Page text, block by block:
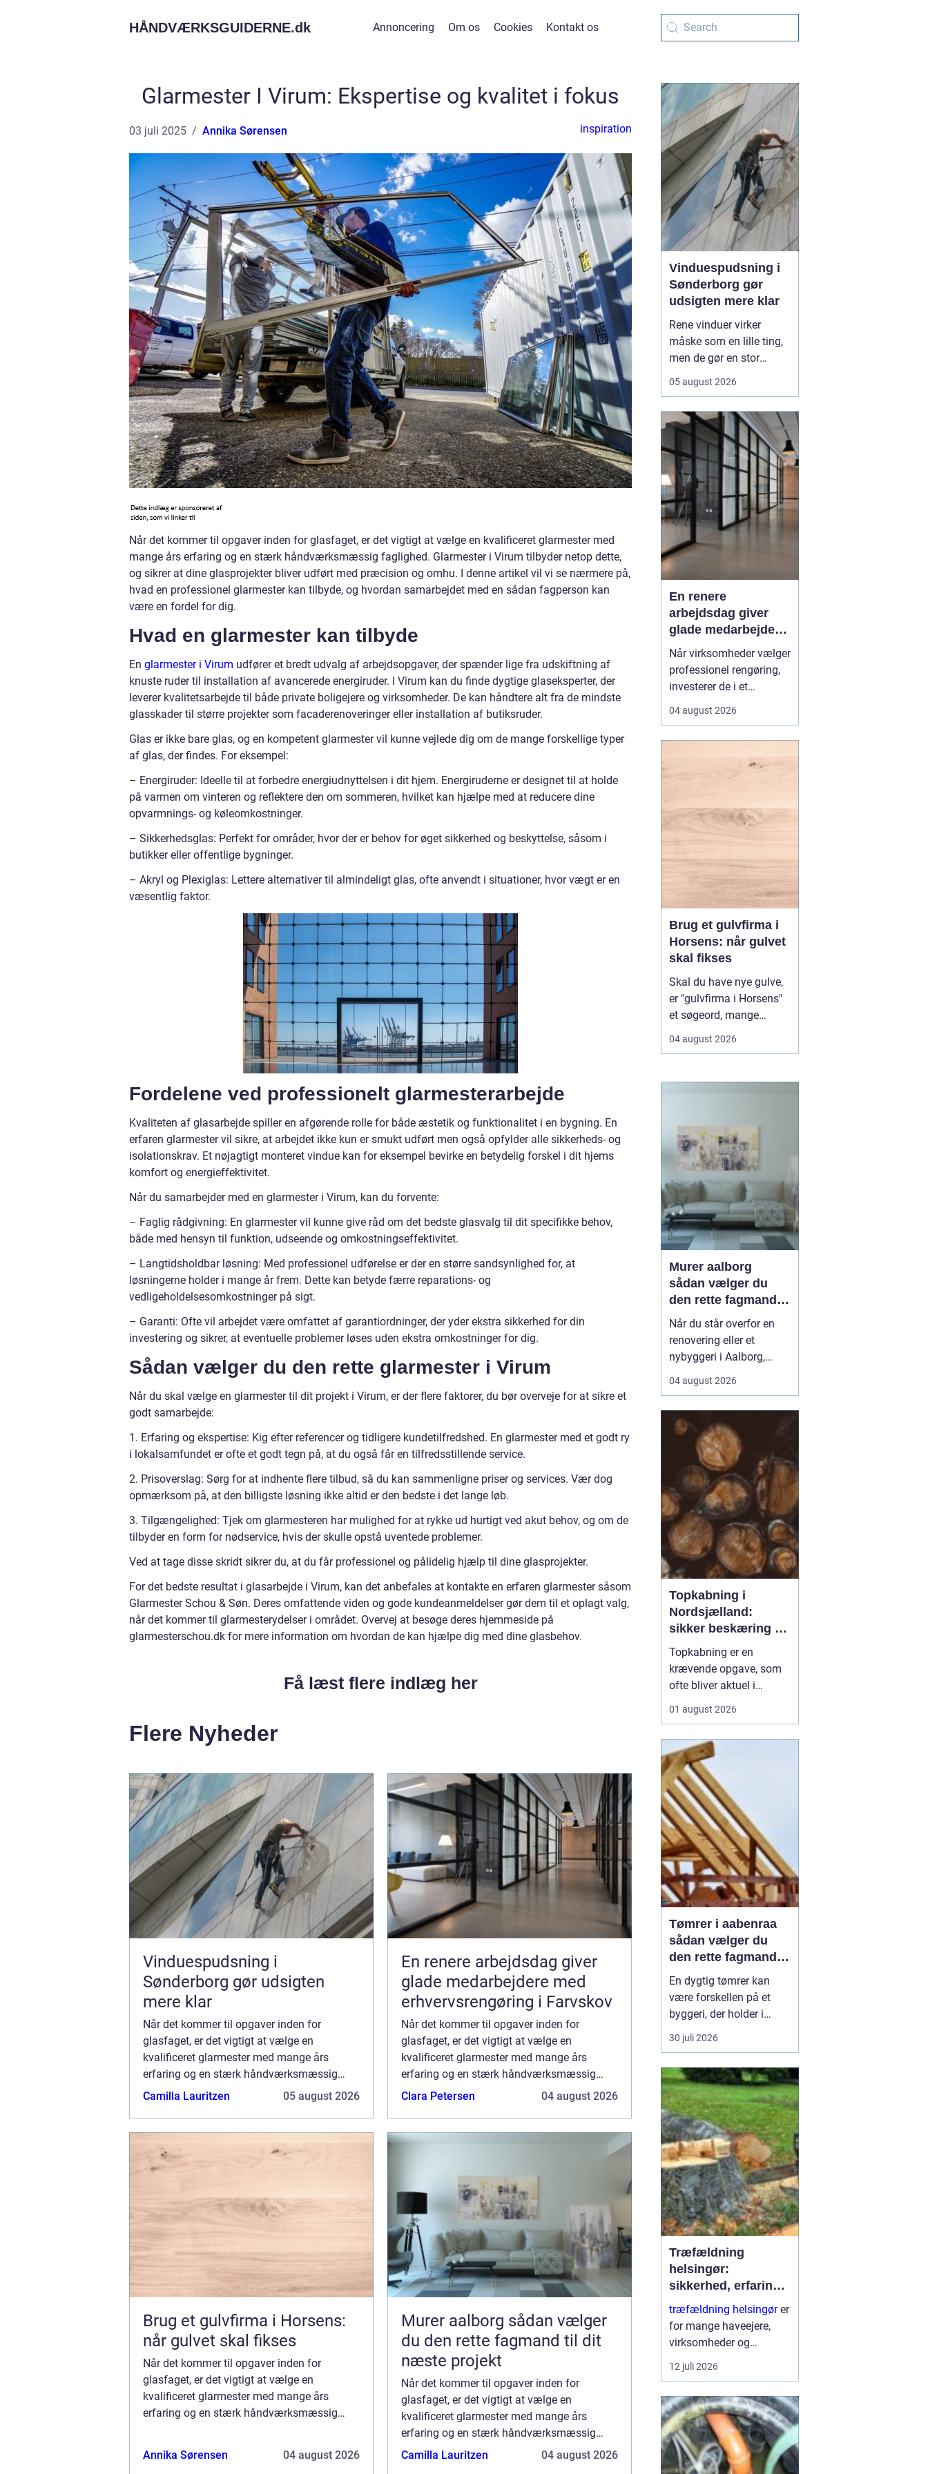
HÅNDVÆRKSGUIDERNE.dk Annoncering Om os Cookies Kontakt os
Glarmester I Virum: Ekspertise og kvalitet i fokus
03 juli 2025 Annika Sørensen inspiration
Når det kommer til opgaver inden for glasfaget, er det vigtigt at vælge en kvalificeret glarmester med
mange års erfaring og en stærk håndværksmæssig faglighed. Glarmester i Virum tilbyder netop dette,
og sikrer at dine glasprojekter bliver udført med præcision og omhu. I denne artikel vil vi se nærmere på,
hvad en professionel glarmester kan tilbyde, og hvordan samarbejdet med en sådan fagperson kan
være en fordel for dig.
Hvad en glarmester kan tilbyde
En glarmester i Virum udfører et bredt udvalg af arbejdsopgaver, der spænder lige fra udskiftning af
knuste ruder til installation af avancerede energiruder. I Virum kan du finde dygtige glaseksperter, der
leverer kvalitetsarbejde til både private boligejere og virksomheder. De kan håndtere alt fra de mindste
glasskader til større projekter som facaderenoveringer eller installation af butiksruder.
Glas er ikke bare glas, og en kompetent glarmester vil kunne vejlede dig om de mange forskellige typer
af glas, der findes. For eksempel:
– Energiruder: Ideelle til at forbedre energiudnyttelsen i dit hjem. Energiruderne er designet til at holde
på varmen om vinteren og reflektere den om sommeren, hvilket kan hjælpe med at reducere dine
opvarmnings- og køleomkostninger.
– Sikkerhedsglas: Perfekt for områder, hvor der er behov for øget sikkerhed og beskyttelse, såsom i
butikker eller offentlige bygninger.
– Akryl og Plexiglas: Lettere alternativer til almindeligt glas, ofte anvendt i situationer, hvor vægt er en
væsentlig faktor.
Fordelene ved professionelt glarmesterarbejde
Kvaliteten af glasarbejde spiller en afgørende rolle for både æstetik og funktionalitet i en bygning. En
erfaren glarmester vil sikre, at arbejdet ikke kun er smukt udført men også opfylder alle sikkerheds- og
isolationskrav. Et nøjagtigt monteret vindue kan for eksempel bevirke en betydelig forskel i dit hjems
komfort og energieffektivitet.
Når du samarbejder med en glarmester i Virum, kan du forvente:
– Faglig rådgivning: En glarmester vil kunne give råd om det bedste glasvalg til dit specifikke behov,
både med hensyn til funktion, udseende og omkostningseffektivitet.
– Langtidsholdbar løsning: Med professionel udførelse er der en større sandsynlighed for, at
løsningerne holder i mange år frem. Dette kan betyde færre reparations- og
vedligeholdelsesomkostninger på sigt.
– Garanti: Ofte vil arbejdet være omfattet af garantiordninger, der yder ekstra sikkerhed for din
investering og sikrer, at eventuelle problemer løses uden ekstra omkostninger for dig.
Sådan vælger du den rette glarmester i Virum
Når du skal vælge en glarmester til dit projekt i Virum, er der flere faktorer, du bør overveje for at sikre et
godt samarbejde:
1. Erfaring og ekspertise: Kig efter referencer og tidligere kundetilfredshed. En glarmester med et godt ry
i lokalsamfundet er ofte et godt tegn på, at du også får en tilfredsstillende service.
2. Prisoverslag: Sørg for at indhente flere tilbud, så du kan sammenligne priser og services. Vær dog
opmærksom på, at den billigste løsning ikke altid er den bedste i det lange løb.
3. Tilgængelighed: Tjek om glarmesteren har mulighed for at rykke ud hurtigt ved akut behov, og om de
tilbyder en form for nødservice, hvis der skulle opstå uventede problemer.
Ved at tage disse skridt sikrer du, at du får professionel og pålidelig hjælp til dine glasprojekter.
For det bedste resultat i glasarbejde i Virum, kan det anbefales at kontakte en erfaren glarmester såsom
Glarmester Schou & Søn. Deres omfattende viden og gode kundeanmeldelser gør dem til et oplagt valg,
når det kommer til glarmesterydelser i området. Overvej at besøge deres hjemmeside på
glarmesterschou.dk for mere information om hvordan de kan hjælpe dig med dine glasbehov.
Få læst flere indlæg her
Flere Nyheder
Vinduespudsning i
Sønderborg gør udsigten
mere klar
Når det kommer til opgaver inden for
glasfaget, er det vigtigt at vælge en
kvalificeret glarmester med mange års
erfaring og en stærk håndværksmæssig
faglighed. Glarmester i Virum tilbyder netop
Camilla Lauritzen 05 august 2026
En renere arbejdsdag giver
glade medarbejdere med
erhvervsrengøring i Farvskov
Når det kommer til opgaver inden for
glasfaget, er det vigtigt at vælge en
kvalificeret glarmester med mange års
erfaring og en stærk håndværksmæssig
faglighed. Glarmester i Virum tilbyder netop
Clara Petersen 04 august 2026
Brug et gulvfirma i Horsens:
når gulvet skal fikses
Når det kommer til opgaver inden for
glasfaget, er det vigtigt at vælge en
kvalificeret glarmester med mange års
erfaring og en stærk håndværksmæssig
Annika Sørensen 04 august 2026
Murer aalborg sådan vælger
du den rette fagmand til dit
næste projekt
Når det kommer til opgaver inden for
glasfaget, er det vigtigt at vælge en
kvalificeret glarmester med mange års
erfaring og en stærk håndværksmæssig
faglighed. Glarmester i Virum tilbyder netop
Camilla Lauritzen 04 august 2026
Vinduespudsning i
Sønderborg gør
udsigten mere klar
Rene vinduer virker
måske som en lille ting,
men de gør en stor
arbejdsmiljø og privatliv.
ind, rummene virker
større, og både
medarbejdere, kunder og
gæster f&ari...
05 august 2026
En renere
arbejdsdag giver
glade medarbejdere
med
erhvervsrengøring i
Farvskov
Når virksomheder vælger
professionel rengøring,
investerer de i et
medarbejdere trives, og
04 august 2026
Brug et gulvfirma i
Horsens: når gulvet
skal fikses
Skal du have nye gulve,
er "gulvfirma i Horsens"
et søgeord, mange
overfor et nyt gulvprojekt
virksomheden. Når du
handler det typi...
04 august 2026
Murer aalborg
sådan vælger du
den rette fagmand
til dit næste projekt
Når du står overfor en
renovering eller et
nybyggeri i Aalborg,
stor rolle for både
En dygtig murer kan
forvandle en slidt bolig
til et moderne og
holdbart hjem, mens det
modsatte kan give dyre
r...
04 august 2026
Topkabning i
Nordsjælland:
sikker beskæring af
store træer
Topkabning er en
krævende opgave, som
ofte bliver aktuel i
sommerhusområder og
Nordsjælland. Store
træer kan give skygge,
læ og charme, men de
kan også udvikle sig til
en risiko, hvis de st...
01 august 2026
Tømrer i aabenraa
sådan vælger du
den rette fagmand
til dit projekt
En dygtig tømrer kan
være forskellen på et
byggeri, der holder i
årtier, og et projekt, der
hurtigt giver problemer.
omkring Aabenraa, har
du mange muligheder,
men hvordan finder du
den rigtige
samarbejdspartner til nyt
tag, vindue...
30 juli 2026
Træfældning
helsingør:
sikkerhed, erfaring
og gode løsninger i
nordsjælland
træfældning helsingører
for mange haveejere,
virksomheder og
grundejerforeninger et
nødvendigt skridt for at
sikre og pæne. Når et
træ bliver for højt, sygt
e...
12 juli 2026